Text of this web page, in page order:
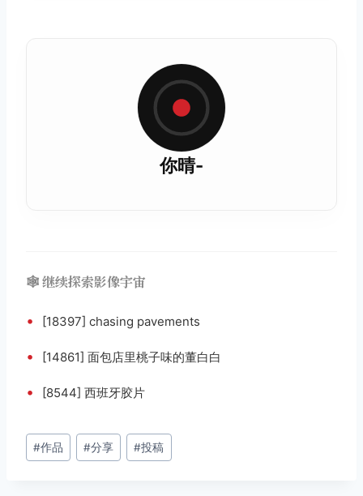
你晴-
🕸️ 继续探索影像宇宙
• [18397] chasing pavements
• [14861] 面包店里桃子味的董白白
• [8544] 西班牙胶片
文
章
#作品 #分享 #投稿